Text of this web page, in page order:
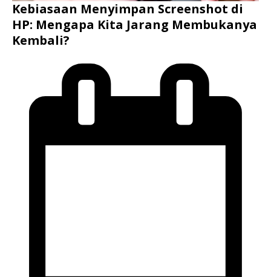
Kebiasaan Menyimpan Screenshot di
HP: Mengapa Kita Jarang Membukanya
Kembali?